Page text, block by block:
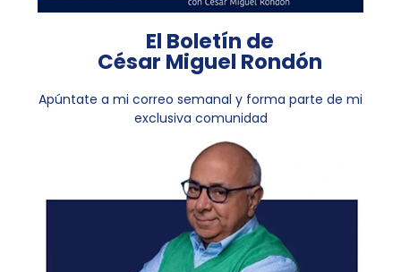
El Boletín de
César Miguel Rondón
Apúntate a mi correo semanal y forma parte de mi
exclusiva comunidad